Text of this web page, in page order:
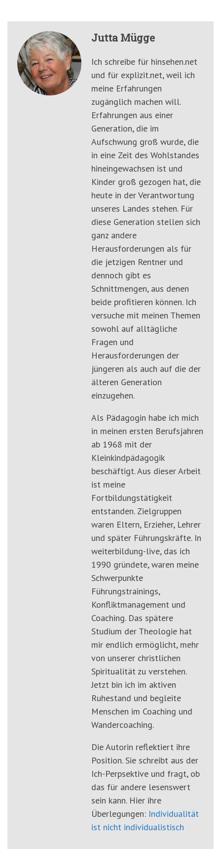
Jutta Mügge
Ich schreibe für hinsehen.net
und für explizit.net, weil ich
meine Erfahrungen
zugänglich machen will.
Erfahrungen aus einer
Generation, die im
Aufschwung groß wurde, die
in eine Zeit des Wohlstandes
hineingewachsen ist und
Kinder groß gezogen hat, die
heute in der Verantwortung
unseres Landes stehen. Für
diese Generation stellen sich
ganz andere
Herausforderungen als für
die jetzigen Rentner und
dennoch gibt es
Schnittmengen, aus denen
beide profitieren können. Ich
versuche mit meinen Themen
sowohl auf alltägliche
Fragen und
Herausforderungen der
jüngeren als auch auf die der
älteren Generation
einzugehen.
Als Pädagogin habe ich mich
in meinen ersten Berufsjahren
ab 1968 mit der
Kleinkindpädagogik
beschäftigt. Aus dieser Arbeit
ist meine
Fortbildungstätigkeit
entstanden. Zielgruppen
waren Eltern, Erzieher, Lehrer
und später Führungskräfte. In
weiterbildung-live, das ich
1990 gründete, waren meine
Schwerpunkte
Führungstrainings,
Konfliktmanagement und
Coaching. Das spätere
Studium der Theologie hat
mir endlich ermöglicht, mehr
von unserer christlichen
Spiritualität zu verstehen.
Jetzt bin ich im aktiven
Ruhestand und begleite
Menschen im Coaching und
Wandercoaching.
Die Autorin reflektiert ihre
Position. Sie schreibt aus der
Ich-Perpsektive und fragt, ob
das für andere lesenswert
sein kann. Hier ihre
Überlegungen: Individualität
ist nicht individualistisch